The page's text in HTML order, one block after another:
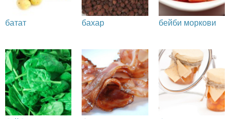
батат бахар бейби моркови